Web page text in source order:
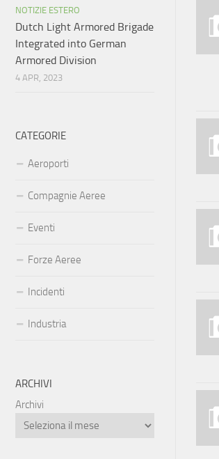
NOTIZIE ESTERO
Dutch Light Armored Brigade
Integrated into German
Armored Division
4 APR, 2023
CATEGORIE
Aeroporti
Compagnie Aeree
Eventi
Forze Aeree
Incidenti
Industria
ARCHIVI
Archivi